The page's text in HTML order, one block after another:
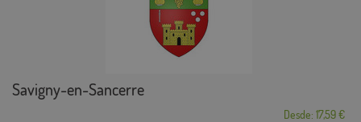
Savigny-en-Sancerre
Desde: 17,59 €